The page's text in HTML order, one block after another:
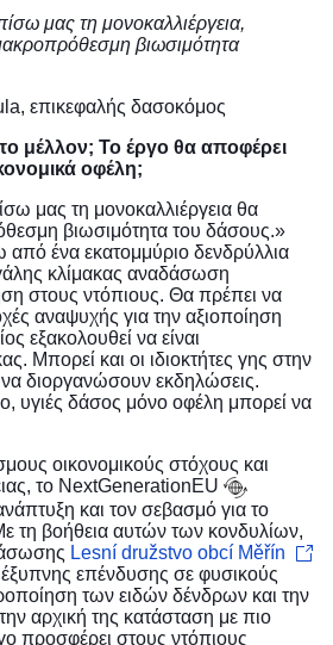
μας τη μονοκαλλιέργεια,
βιωσιμότητα
επικεφαλής δασοκόμος
μέλλον; Το έργο θα αποφέρει
οφέλη;
μας τη μονοκαλλιέργεια θα
βιωσιμότητα του δάσους.»
ένα εκατομμύριο δενδρύλλια
κλίμακας αναδάσωση
στους ντόπιους. Θα πρέπει να
αναψυχής για την αξιοποίηση
εξακολουθεί να είναι
Μπορεί και οι ιδιοκτήτες γης στην
διοργανώσουν εκδηλώσεις.
υγιές δάσος μόνο οφέλη μπορεί να
οικονομικούς στόχους και
το NextGenerationEU
και τον σεβασμό για το
τη βοήθεια αυτών των κονδυλίων,
Lesní družstvo obcí Měřín
επένδυσης σε φυσικούς
των ειδών δένδρων και την
αρχική της κατάσταση με πιο
προσφέρει στους ντόπιους